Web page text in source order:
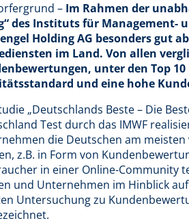
– Im Rahmen der
des Instituts für Management-
Holding AG besonders gut
im Land. Von allen
unter den Top
und eine hohe
„Deutschlands Beste – Die
Test durch das IMWF
die Deutschen am
z.B. in Form von
in einer Online-Community
und Unternehmen im Hinblick
Untersuchung zu